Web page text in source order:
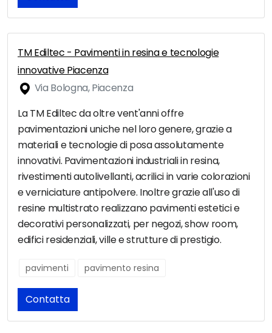
TM Ediltec - Pavimenti in resina e tecnologie
innovative Piacenza
Via Bologna, Piacenza
La TM Ediltec da oltre vent'anni offre
pavimentazioni uniche nel loro genere, grazie a
materiali e tecnologie di posa assolutamente
innovativi. Pavimentazioni industriali in resina,
rivestimenti autolivellanti, acrilici in varie colorazioni
e verniciature antipolvere. Inoltre grazie all'uso di
resine multistrato realizzano pavimenti estetici e
decorativi personalizzati, per negozi, show room,
edifici residenziali, ville e strutture di prestigio.
pavimenti pavimento resina
Contatta